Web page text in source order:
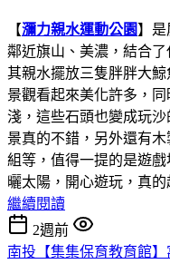
【瀰力親水運動公園】是
鄰近旗山、美濃，結合
其親水擺放三隻胖胖大
景觀看起來美化許多，
淺，這些石頭也變成玩
景真的不錯，另外還有
組等，值得一提的是遊
曬太陽，開心遊玩，真的
繼續閱讀
2週前
南投【集集保育教育館